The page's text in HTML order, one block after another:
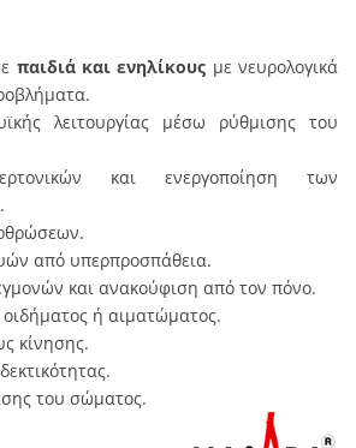
παιδιά και ενηλίκους με νευρολογικά
λειτουργίας μέσω ρύθμισης του
και ενεργοποίηση των
από υπερπροσπάθεια.
και ανακούφιση από τον πόνο.
ή αιματώματος.
κίνησης.
του σώματος.